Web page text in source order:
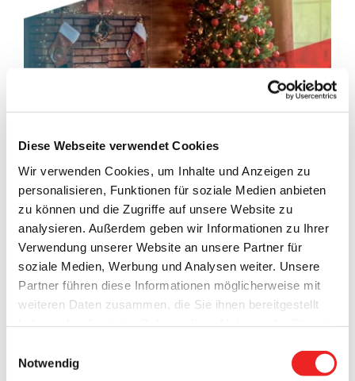
Diese Webseite verwendet Cookies
Wir verwenden Cookies, um Inhalte und Anzeigen zu
personalisieren, Funktionen für soziale Medien anbieten
zu können und die Zugriffe auf unsere Website zu
analysieren. Außerdem geben wir Informationen zu Ihrer
Verwendung unserer Website an unsere Partner für
soziale Medien, Werbung und Analysen weiter. Unsere
Partner führen diese Informationen möglicherweise mit
weiteren Daten zusammen, die Sie ihnen bereitgestellt
werden auch bei der Auswahl von
gesetzt.
Notwendig
Weihnachtsgrüße
Liebe Bürgerinnen und Bürger der Gemeinde Barßel, nun ist
es bald geschafft: 2021, das erste „komplette“ Corona-Jahr,
geht zu Ende. Wie auch im Vorjahr hat die Pandemie die
Geschehnisse auf dem gesamten Planeten bestimmt. Der
Umgang mit dieser Ausnahmesituation und einer „neuen